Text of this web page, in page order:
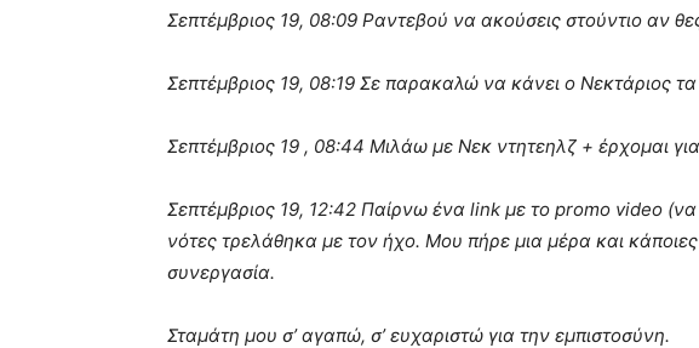
Σεπτέμβριος 19, 08:09 Ραντεβού να ακούσεις στούντιο αν
Σεπτέμβριος 19, 08:19 Σε παρακαλώ να κάνει ο Νεκτάριος
Σεπτέμβριος 19 , 08:44 Μιλάω με Νεκ ντητεηλζ + έρχομαι
Σεπτέμβριος 19, 12:42 Παίρνω ένα link με το promo video (να
νότες τρελάθηκα με τον ήχο. Μου πήρε μια μέρα και
συνεργασία.
Σταμάτη μου σ’ αγαπώ, σ’ ευχαριστώ για την εμπιστοσύνη.